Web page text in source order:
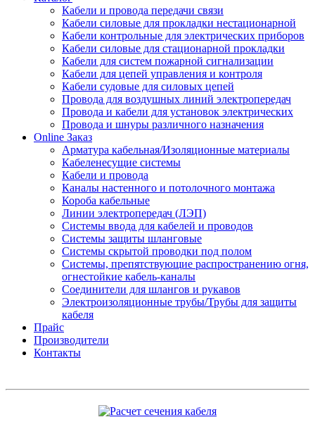
Кабели и провода передачи связи
Кабели силовые для прокладки нестационарной
Кабели контрольные для электрических приборов
Кабели силовые для стационарной прокладки
Кабели для систем пожарной сигнализации
Кабели для цепей управления и контроля
Кабели судовые для силовых цепей
Провода для воздушных линий электропередач
Провода и кабели для установок электрических
Провода и шнуры различного назначения
Online Заказ
Арматура кабельная/Изоляционные материалы
Кабеленесущие системы
Кабели и провода
Каналы настенного и потолочного монтажа
Короба кабельные
Линии электропередач (ЛЭП)
Системы ввода для кабелей и проводов
Системы защиты шланговые
Системы скрытой проводки под полом
Системы, препятствующие распространению огня,
огнестойкие кабель-каналы
Соединители для шлангов и рукавов
Электроизоляционные трубы/Трубы для защиты
кабеля
Прайс
Производители
Контакты